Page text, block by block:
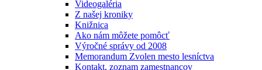
Videogaléria
Z našej kroniky
Knižnica
Ako nám môžete pomôcť
Výročné správy od 2008
Memorandum Zvolen mesto lesníctva
Kontakt, zoznam zamestnancov